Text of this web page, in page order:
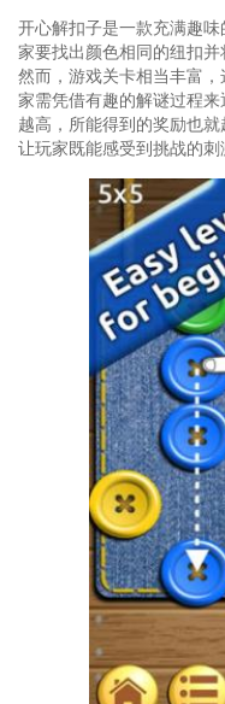
开心解扣子是一款充满趣
家要找出颜色相同的纽扣并
然而，游戏关卡相当丰富
家需凭借有趣的解谜过程
越高，所能得到的奖励也
让玩家既能感受到挑战的刺